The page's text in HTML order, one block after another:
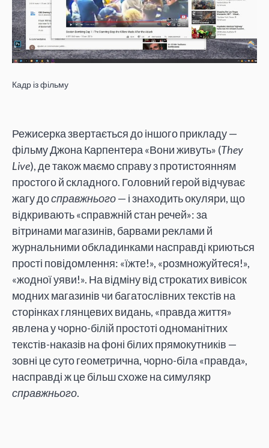
Кадр із фільму
Режисерка звертається до іншого прикладу —
фільму Джона Карпентера «Вони живуть» (They
Live), де також маємо справу з протистоянням
простого й складного. Головний герой відчуває
жагу досправжнього— і знаходить окуляри, що
відкривають «справжній стан речей»: за
вітринами магазинів, барвами реклами й
журнальними обкладинками насправді криються
прості повідомлення: «їжте!», «розмножуйтеся!»,
«жодної уяви!». На відміну від строкатих вивісок
модних магазинів чи багатослівних текстів на
сторінках глянцевих видань, «правда життя»
явлена у чорно-білій простоті одноманітних
текстів-наказів на фоні білих прямокутників —
зовні це суто геометрична, чорно-біла «правда»,
насправді ж це більш схоже на симулякр
справжнього.